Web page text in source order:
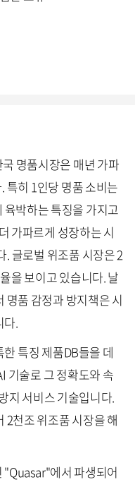
명품시장은 매년 가파
특히 1인당 명품 소비는
박하는 특징을 가지고
가파르게 성장하는 시
. 글로벌 위조품 시장은 2
을 보이고 있습니다. 날
명품 감정과 방지책은 시
다.
특징 제품DB들을 데
기술로 그 정확도와 속
지 서비스 기술입니다.
2천조 위조품 시장을 해
"Quasar"에서 파생되어